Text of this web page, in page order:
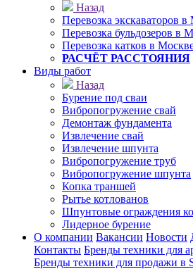
Назад
Перевозка экскаваторов
Перевозка бульдозеров в
Перевозка катков в
РАСЧЁТ РАССТОЯНИЯ
Виды работ
Назад
Бурение под сваи
Вибропогружение свай
Демонтаж фундамента
Извлечение свай
Извлечение шпунта
Вибропогружение труб
Вибропогружение шпунта
Копка траншей
Рытье котлованов
Шпунтовые ограждения
Лидерное бурение
О компании Вакансии Новости
Контакты Бренды техники для
Бренды техники для продажи в